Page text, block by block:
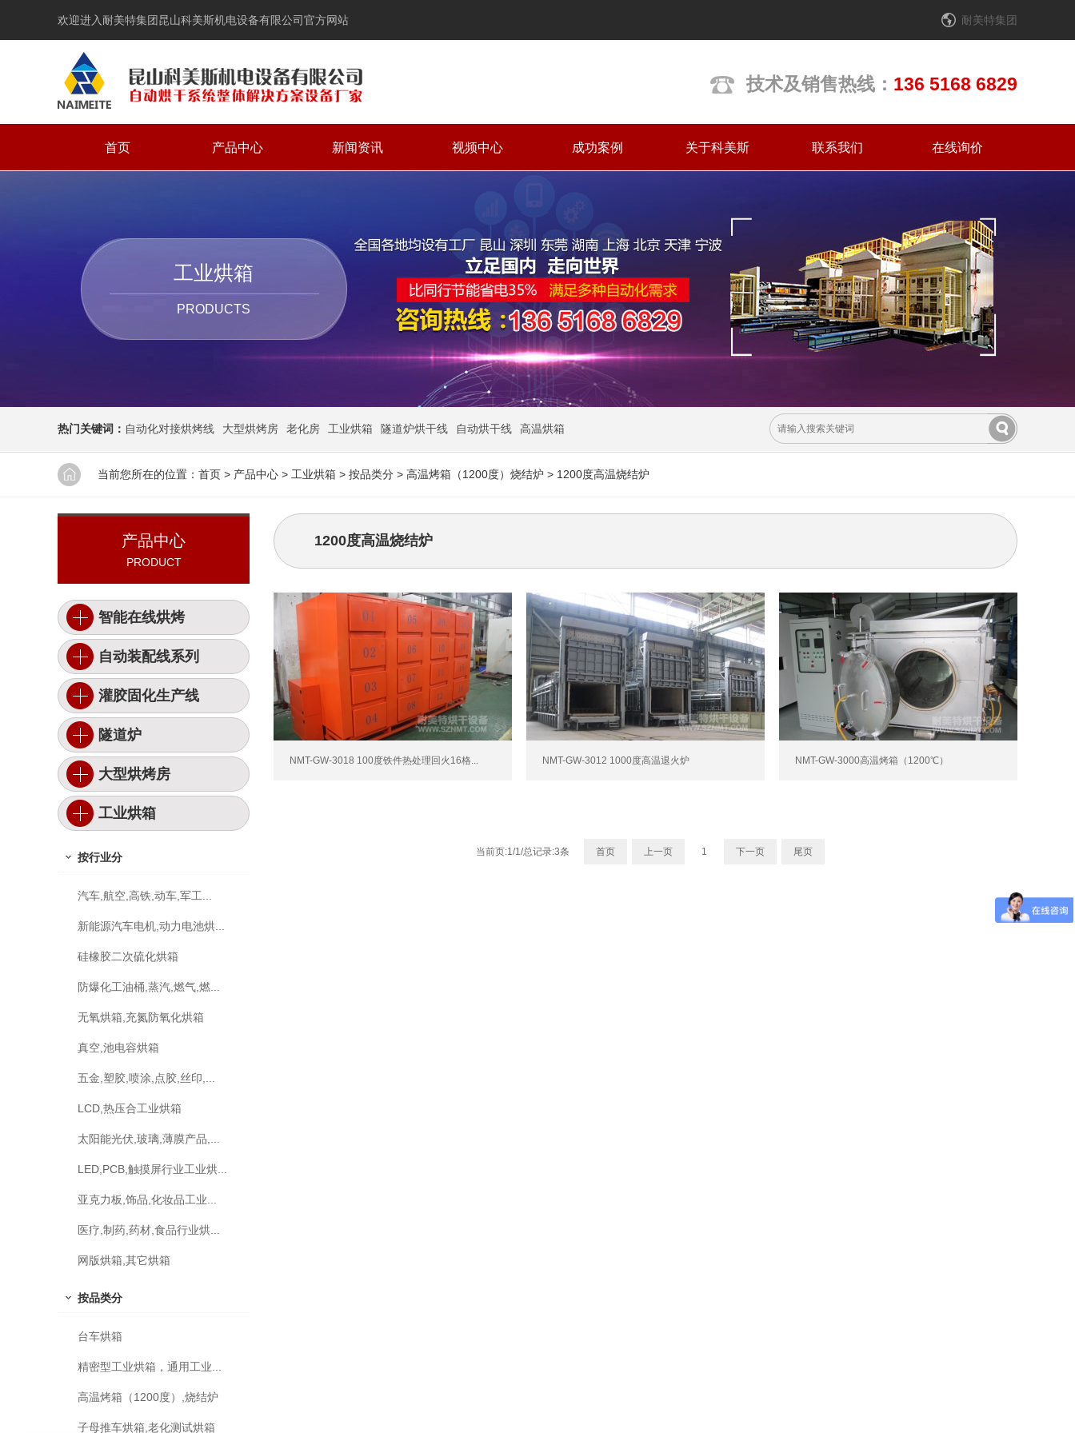
欢迎进入耐美特集团昆山科美斯机电设备有限公司官方网站 耐美特集团
技术及销售热线： 136 5168 6829
首页 产品中心 新闻资讯 视频中心 成功案例 关于科美斯 联系我们 在线询价
工业烘箱
PRODUCTS
热门关键词： 自动化对接烘烤线 大型烘烤房 老化房 工业烘箱 隧道炉烘干线 自动烘干线 高温烘箱
当前您所在的位置： 首页 > 产品中心 > 工业烘箱 > 按品类分 > 高温烤箱（1200度）烧结炉 > 1200度高温烧结炉
产品中心
PRODUCT
智能在线烘烤
自动装配线系列
灌胶固化生产线
隧道炉
大型烘烤房
工业烘箱
按行业分
汽车,航空,高铁,动车,军工...
新能源汽车电机,动力电池烘...
硅橡胶二次硫化烘箱
防爆化工油桶,蒸汽,燃气,燃...
无氧烘箱,充氮防氧化烘箱
真空,池电容烘箱
五金,塑胶,喷涂,点胶,丝印,...
LCD,热压合工业烘箱
太阳能光伏,玻璃,薄膜产品,...
LED,PCB,触摸屏行业工业烘...
亚克力板,饰品,化妆品工业...
医疗,制药,药材,食品行业烘...
网版烘箱,其它烘箱
按品类分
台车烘箱
精密型工业烘箱，通用工业...
高温烤箱（1200度）,烧结炉
子母推车烘箱,老化测试烘箱
1200度高温烧结炉
NMT-GW-3018 100度铁件热处理回火16格... NMT-GW-3012 1000度高温退火炉 NMT-GW-3000高温烤箱（1200℃）
当前页:1/1/总记录:3条 首页 上一页 1 下一页 尾页